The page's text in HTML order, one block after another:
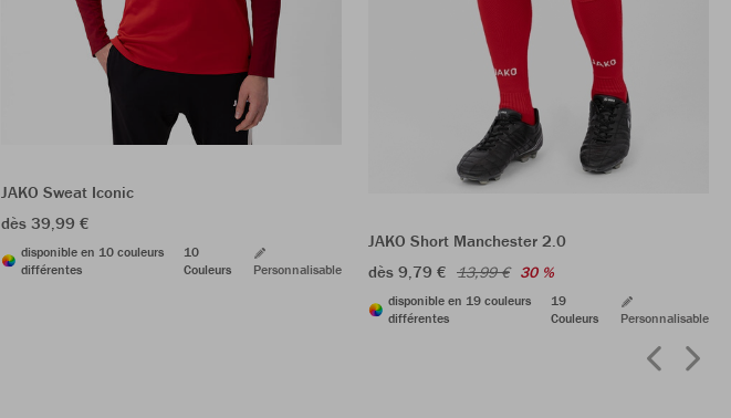
JAKO Sweat Iconic
dès 39,99 €
disponible en 10 couleurs
différentes
10
Couleurs
Personnalisable
JAKO Short Manchester 2.0
dès 9,79 € 13,99 € 30 %
disponible en 19 couleurs
différentes
19
Couleurs
Personnalisable